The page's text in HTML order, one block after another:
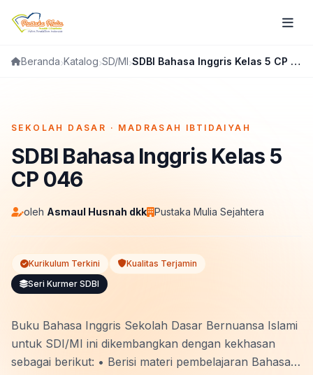
Beranda Katalog SD/MI SDBI Bahasa Inggris Kelas 5 CP 046
SEKOLAH DASAR · MADRASAH IBTIDAIYAH
SDBI Bahasa Inggris Kelas 5
CP 046
oleh Asmaul Husnah dkk Pustaka Mulia Sejahtera
Kurikulum Terkini
Kualitas Terjamin
Seri Kurmer SDBI
Buku Bahasa Inggris Sekolah Dasar Bernuansa Islami
untuk SDI/MI ini dikembangkan dengan kekhasan
sebagai berikut: • Berisi materi pembelajaran Bahasa